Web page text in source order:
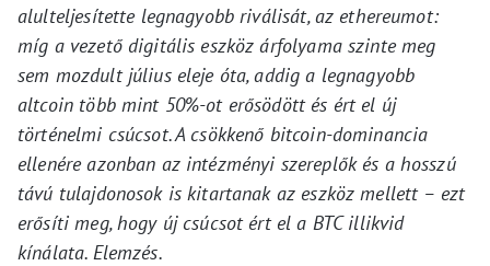
alulteljesítette legnagyobb riválisát, az ethereumot:
míg a vezető digitális eszköz árfolyama szinte meg
sem mozdult július eleje óta, addig a legnagyobb
altcoin több mint 50%-ot erősödött és ért el új
történelmi csúcsot. A csökkenő bitcoin-dominancia
ellenére azonban az intézményi szereplők és a hosszú
távú tulajdonosok is kitartanak az eszköz mellett – ezt
erősíti meg, hogy új csúcsot ért el a BTC illikvid
kínálata. Elemzés.